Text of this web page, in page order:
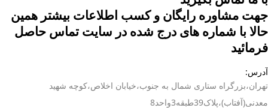
جهت مشاوره رایگان و کسب اطلاعات بیشتر همین
حالا با شماره های درج شده در سایت تماس حاصل
فرمائید
آدرس:
تهران،بزرگراه ستاری شمال به جنوب،خیابان اخلاص،کوچه شهید
معدنی(آفتاب)،پلاک39طبقه3واحد8